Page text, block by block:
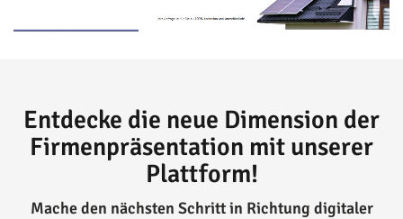
Entdecke die neue Dimension der
Firmenpräsentation mit unserer
Plattform!
Mache den nächsten Schritt in Richtung digitaler